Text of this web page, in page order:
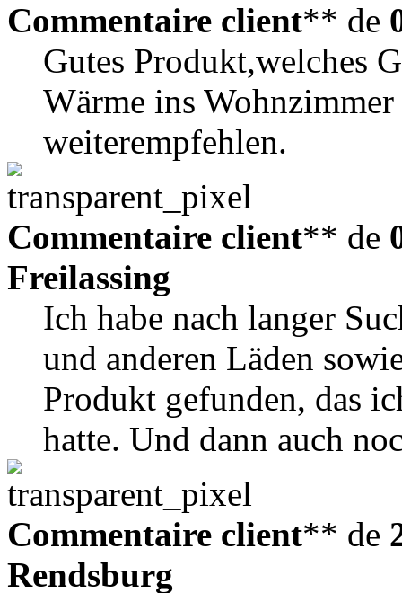
Commentaire client** de
Gutes Produkt,welches
Wärme ins
weiterempfehlen.
Commentaire client** de
Freilassing
Ich habe nach langer
und anderen Läden
Produkt gefunden, das
hatte. Und dann auch
Commentaire client** de
Rendsburg